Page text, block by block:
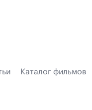
Каталог фильмов